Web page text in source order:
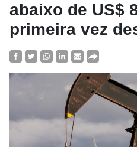
abaixo de US$
primeira vez